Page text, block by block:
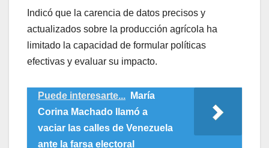
Indicó que la carencia de datos precisos y
actualizados sobre la producción agrícola ha
limitado la capacidad de formular políticas
efectivas y evaluar su impacto.
Puede interesarte...
María
Corina Machado llamó a
vaciar las calles de Venezuela
ante la farsa electoral